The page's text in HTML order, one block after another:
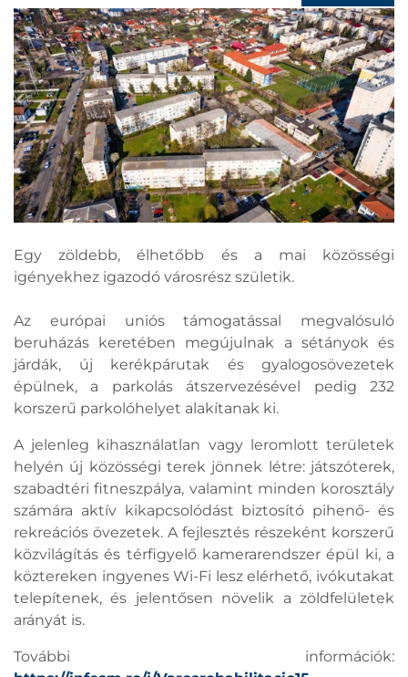
Egy zöldebb, élhetőbb és a mai közösségi
igényekhez igazodó városrész születik.
Az európai uniós támogatással megvalósuló
beruházás keretében megújulnak a sétányok és
járdák, új kerékpárutak és gyalogosövezetek
épülnek, a parkolás átszervezésével pedig 232
korszerű parkolóhelyet alakítanak ki.
A jelenleg kihasználatlan vagy leromlott területek
helyén új közösségi terek jönnek létre: játszóterek,
szabadtéri fitneszpálya, valamint minden korosztály
számára aktív kikapcsolódást biztosító pihenő- és
rekreációs övezetek. A fejlesztés részeként korszerű
közvilágítás és térfigyelő kamerarendszer épül ki, a
köztereken ingyenes Wi-Fi lesz elérhető, ivókutakat
telepítenek, és jelentősen növelik a zöldfelületek
arányát is.
További információk: